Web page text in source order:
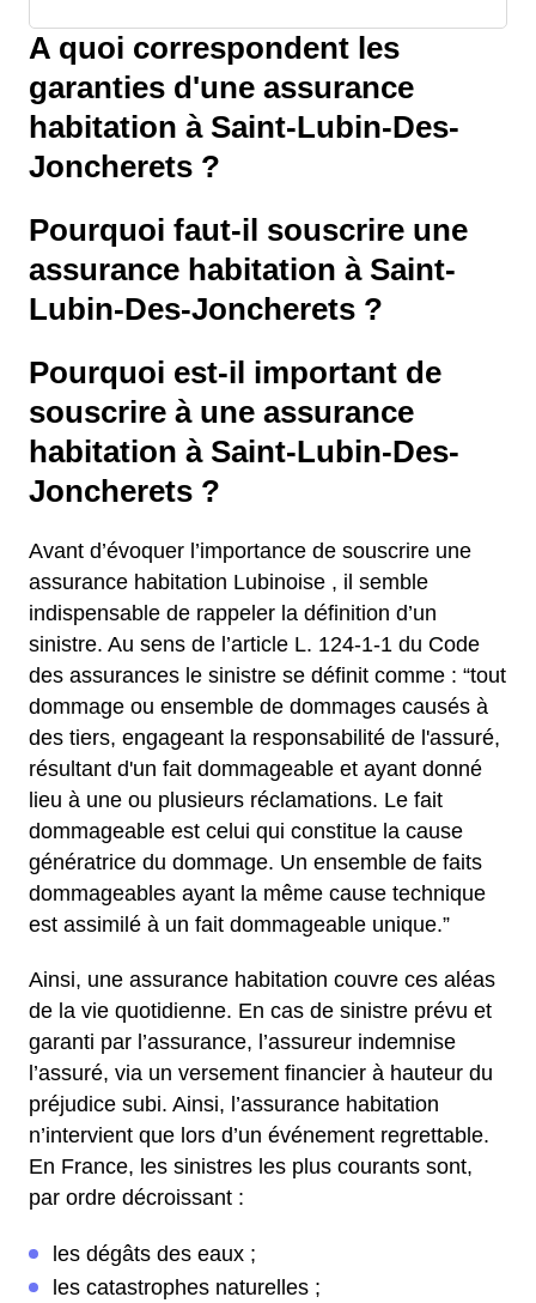
A quoi correspondent les
garanties d'une assurance
habitation à Saint-Lubin-Des-
Joncherets ?
Pourquoi faut-il souscrire une
assurance habitation à Saint-
Lubin-Des-Joncherets ?
Pourquoi est-il important de
souscrire à une assurance
habitation à Saint-Lubin-Des-
Joncherets ?
Avant d’évoquer l’importance de souscrire une
assurance habitation Lubinoise , il semble
indispensable de rappeler la définition d’un
sinistre. Au sens de l’article L. 124-1-1 du Code
des assurances le sinistre se définit comme : “tout
dommage ou ensemble de dommages causés à
des tiers, engageant la responsabilité de l'assuré,
résultant d'un fait dommageable et ayant donné
lieu à une ou plusieurs réclamations. Le fait
dommageable est celui qui constitue la cause
génératrice du dommage. Un ensemble de faits
dommageables ayant la même cause technique
est assimilé à un fait dommageable unique.”
Ainsi, une assurance habitation couvre ces aléas
de la vie quotidienne. En cas de sinistre prévu et
garanti par l’assurance, l’assureur indemnise
l’assuré, via un versement financier à hauteur du
préjudice subi. Ainsi, l’assurance habitation
n’intervient que lors d’un événement regrettable.
En France, les sinistres les plus courants sont,
par ordre décroissant :
les dégâts des eaux ;
les catastrophes naturelles ;